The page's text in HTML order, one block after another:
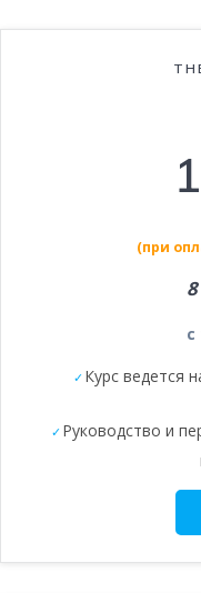
(при
с
Курс ведется
Руководство и